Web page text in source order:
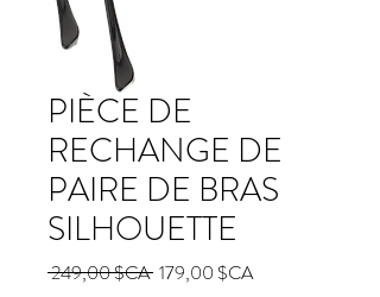
PIÈCE DE
RECHANGE DE
PAIRE DE BRAS
SILHOUETTE
249,00 $CA Prix
179,00 $CAPrix